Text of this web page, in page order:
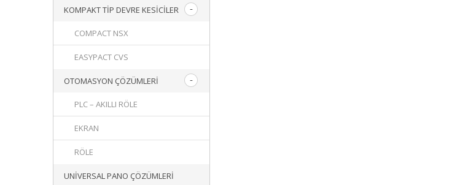
KOMPAKT TIP DEVRE KESICILER
COMPACT NSX
EASYPACT CVS
OTOMASYON ÇÖZÜMLERI
PLC – AKILLI RÖLE
EKRAN
RÖLE
UNIVERSAL PANO ÇÖZÜMLERI